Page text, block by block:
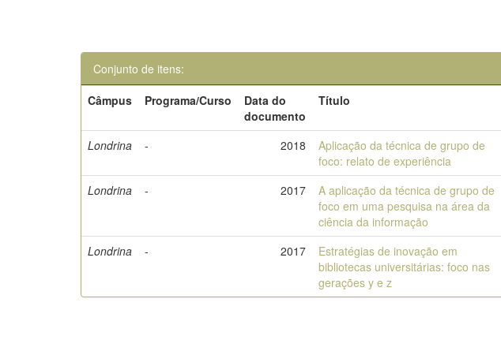
Conjunto de itens:
Câmpus
Programa/Curso
Data do
documento
Título
Londrina - 2018
Aplicação da técnica de grupo de
foco: relato de experiência
Londrina
- 2017
A aplicação da técnica de grupo de
foco em uma pesquisa na área da
ciência da informação
Londrina - 2017
Estratégias de inovação em
bibliotecas universitárias: foco nas
gerações y e z